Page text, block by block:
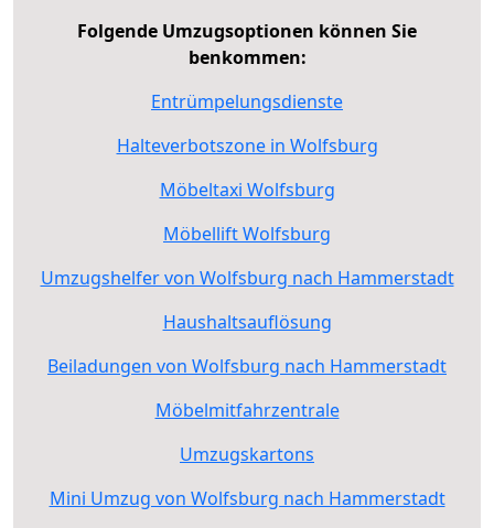
Folgende Umzugsoptionen können Sie
benkommen:
Entrümpelungsdienste
Halteverbotszone in Wolfsburg
Möbeltaxi Wolfsburg
Möbellift Wolfsburg
Umzugshelfer von Wolfsburg nach Hammerstadt
Haushaltsauflösung
Beiladungen von Wolfsburg nach Hammerstadt
Möbelmitfahrzentrale
Umzugskartons
Mini Umzug von Wolfsburg nach Hammerstadt